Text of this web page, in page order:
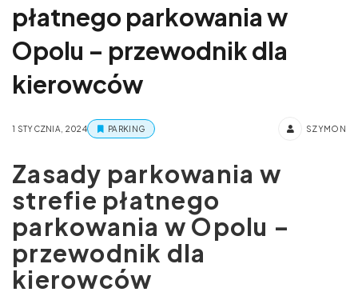
płatnego parkowania w
Opolu – przewodnik dla
kierowców
1 STYCZNIA, 2024 PARKING SZYMON
Zasady parkowania w
strefie płatnego
parkowania w Opolu –
przewodnik dla
kierowców